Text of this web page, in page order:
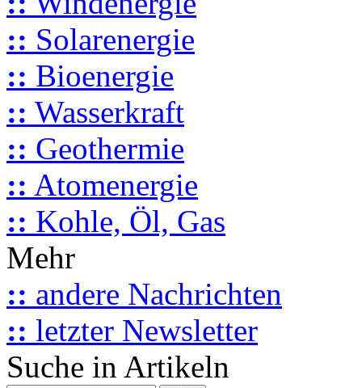
:: Solarenergie
:: Bioenergie
:: Wasserkraft
:: Geothermie
:: Atomenergie
:: Kohle, Öl, Gas
Mehr
:: andere Nachrichten
:: letzter Newsletter
Suche in Artikeln